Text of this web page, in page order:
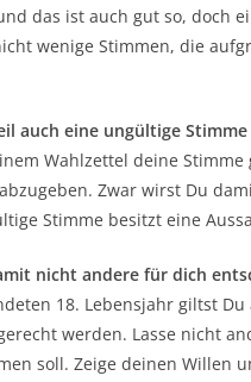
das ist auch gut so, doch
wenige Stimmen, die
auch eine ungültige
Wahlzettel deine
Zwar wirst Du
Stimme besitzt eine
nicht andere für dich
18. Lebensjahr giltst
werden. Lasse nicht
soll. Zeige deinen Willen